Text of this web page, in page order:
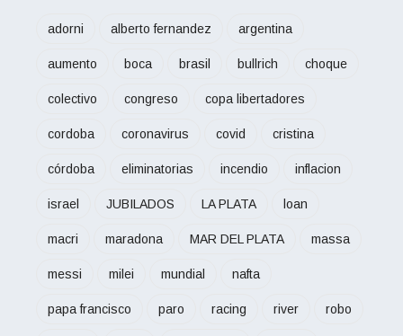
adorni alberto fernandez argentina
aumento boca brasil bullrich choque
colectivo congreso copa libertadores
cordoba coronavirus covid cristina
córdoba eliminatorias incendio inflacion
israel JUBILADOS LA PLATA loan
macri maradona MAR DEL PLATA massa
messi milei mundial nafta
papa francisco paro racing river robo